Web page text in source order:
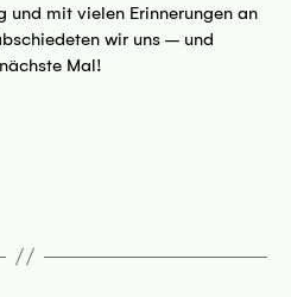
und mit vielen Erinnerungen an
wir uns – und
Mal!